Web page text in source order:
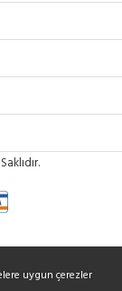
uygun çerezler